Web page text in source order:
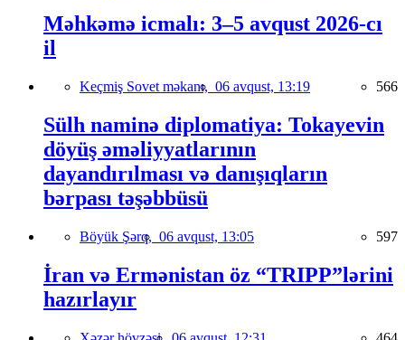
Məhkəmə icmalı: 3–5 avqust 2026-cı
il
Keçmiş Sovet məkanı, 06 avqust, 13:19 566
Sülh naminə diplomatiya: Tokayevin
döyüş əməliyyatlarının
dayandırılması və danışıqların
bərpası təşəbbüsü
Böyük Şərq, 06 avqust, 13:05 597
İran və Ermənistan öz “TRIPP”lərini
hazırlayır